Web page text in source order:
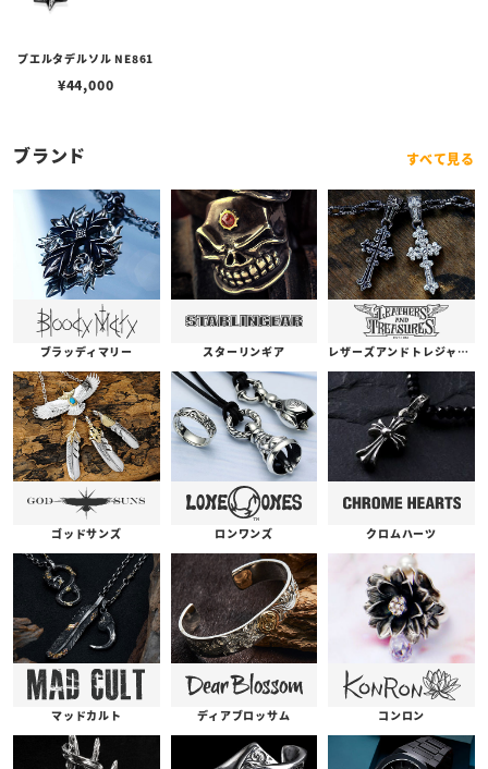
プエルタデルソル NE861
¥44,000
ブランド すべて見る
ブラッディマリー スターリンギア レザーズアンドトレジャーズ
ゴッドサンズ ロンワンズ クロムハーツ
マッドカルト ディアブロッサム コンロン